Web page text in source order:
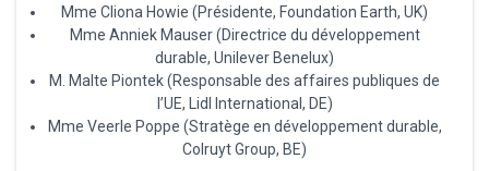
Mme Cliona Howie (Présidente, Foundation Earth, UK)
Mme Anniek Mauser (Directrice du développement
durable, Unilever Benelux)
M. Malte Piontek (Responsable des affaires publiques de
l’UE, Lidl International, DE)
Mme Veerle Poppe (Stratège en développement durable,
Colruyt Group, BE)